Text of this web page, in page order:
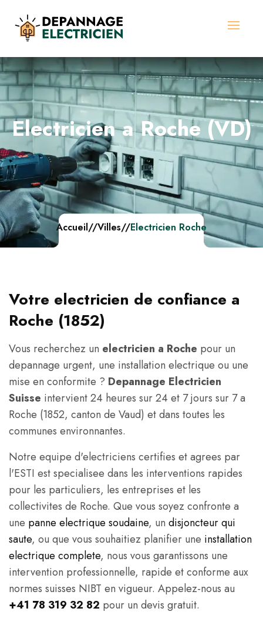
Electricien a Roche (VD)
Accueil//Villes//Electricien Roche
Votre electricien de confiance a
Roche (1852)
Vous recherchez un electricien a Roche pour un
depannage urgent, une installation electrique ou une
mise en conformite ? Depannage Electricien
Suisse intervient 24 heures sur 24 et 7 jours sur 7 a
Roche (1852, canton de Vaud) et dans toutes les
communes environnantes.
Notre equipe d'electriciens certifies et agrees par
l'ESTI est specialisee dans les interventions rapides
pour les particuliers, les entreprises et les
collectivites de Roche. Que vous soyez confronte a
une panne electrique soudaine, un disjoncteur qui
saute, ou que vous souhaitiez planifier une installation
electrique complete, nous vous garantissons une
intervention professionnelle, rapide et conforme aux
normes suisses NIBT en vigueur. Appelez-nous au
+41 78 319 32 82 pour un devis gratuit.